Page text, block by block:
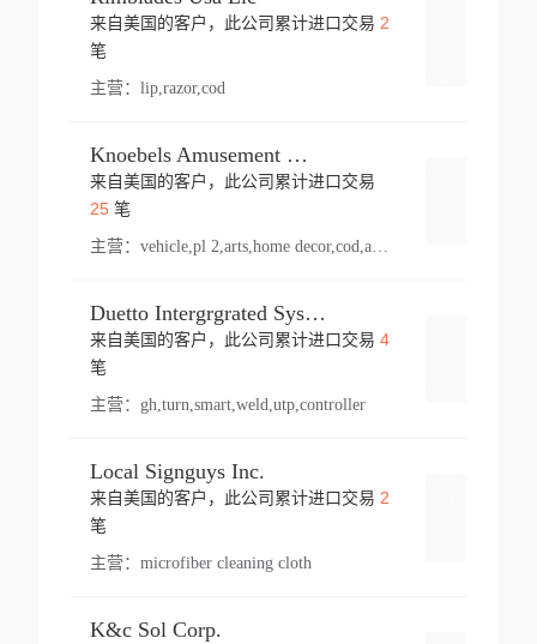
来自美国的客户，此公司累计进口交易 2
笔
主营： lip,razor,cod
Knoebels Amusement Resort
来自美国的客户，此公司累计进口交易
25笔
主营： vehicle,pl 2,arts,home decor,cod,amusement ride,sea
Duetto Intergrgrated Systems Inc.
来自美国的客户，此公司累计进口交易 4
笔
主营： gh,turn,smart,weld,utp,controller
Local Signguys Inc.
来自美国的客户，此公司累计进口交易 2
笔
主营： microfiber cleaning cloth
K&c Sol Corp.